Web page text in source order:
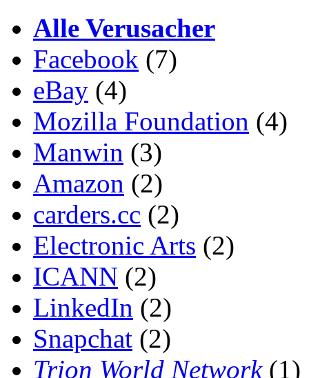
Alle Verusacher
Facebook (7)
eBay (4)
Mozilla Foundation (4)
Manwin (3)
Amazon (2)
carders.cc (2)
Electronic Arts (2)
ICANN (2)
LinkedIn (2)
Snapchat (2)
Trion World Network(1)